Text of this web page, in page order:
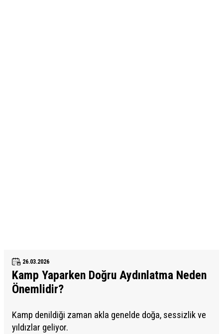
26.03.2026
Kamp Yaparken Doğru Aydınlatma Neden
Önemlidir?
Kamp denildiği zaman akla genelde doğa, sessizlik ve
yıldızlar geliyor.